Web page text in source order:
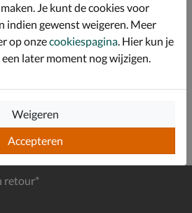
Slippers
retour*
Je kunt de cookies voor
indien gewenst weigeren. Meer
op onzecookiespagina. Hier kun je
later moment nog wijzigen.
Accepteren
Weigeren